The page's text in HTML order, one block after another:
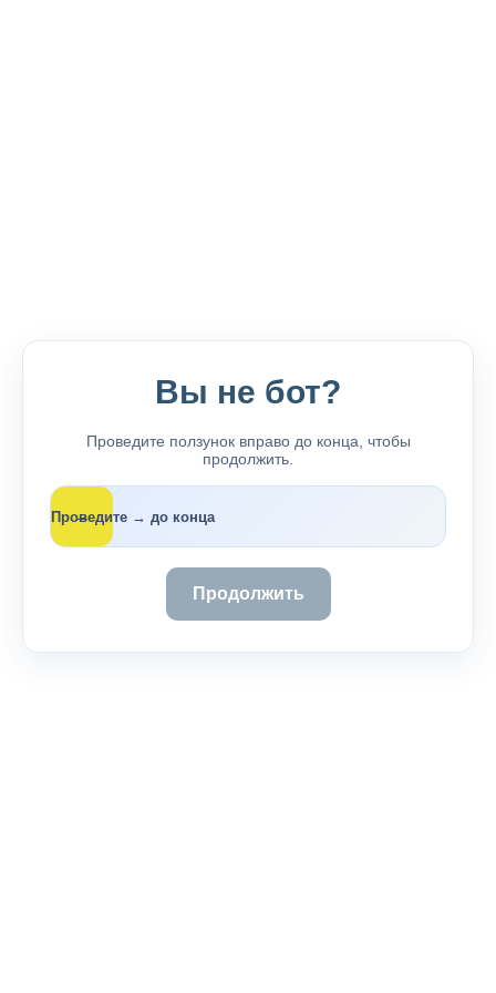
Вы не бот?
Проведите ползунок вправо до конца, чтобы
продолжить.
Проведите → до конца
→
Продолжить